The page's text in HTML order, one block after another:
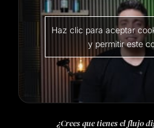
Haz clic para aceptar
y permitir este
¿Crees que tienes el flujo